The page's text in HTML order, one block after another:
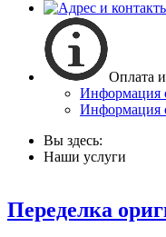
Оплата и
Информация
Информация
Вы здесь:
Наши услуги
Переделка